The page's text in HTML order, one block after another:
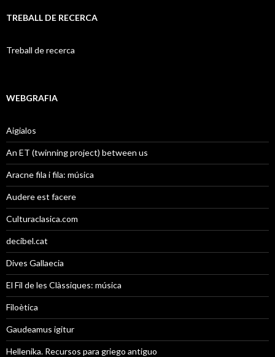
TREBALL DE RECERCA
Treball de recerca
WEBGRAFIA
Aigialos
An ET (twinning project) between us
Aracne fila i fila: música
Audere est facere
Culturaclasica.com
decibel.cat
Dives Gallaecia
El Fil de les Clàssiques: música
Filoètica
Gaudeamus igitur
Hellenika. Recursos para griego antiguo